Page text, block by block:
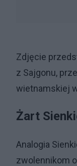
Zdjęcie
z Sajgonu,
wietnamskiej
Żart
Analogia
zwolennikom